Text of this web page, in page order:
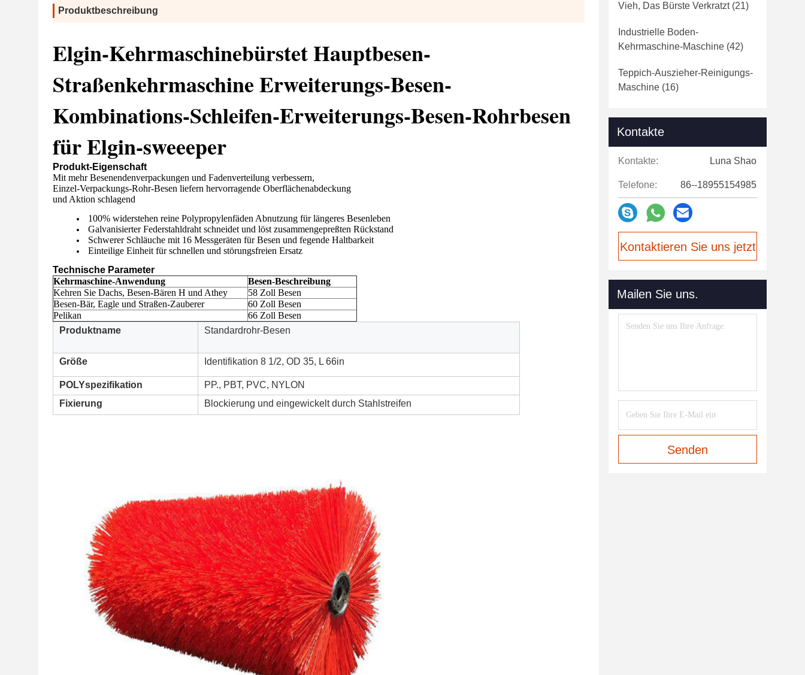
Produktbeschreibung
Elgin-Kehrmaschinebürstet Hauptbesen-
Straßenkehrmaschine Erweiterungs-Besen-
Kombinations-Schleifen-Erweiterungs-Besen-Rohrbesen
für Elgin-sweeeper
Produkt-Eigenschaft
Mit mehr Besenendenverpackungen und Fadenverteilung verbessern,
Einzel-Verpackungs-Rohr-Besen liefern hervorragende Oberflächenabdeckung
und Aktion schlagend
100% widerstehen reine Polypropylenfäden Abnutzung für längeres Besenleben
Galvanisierter Federstahldraht schneidet und löst zusammengepreßten Rückstand
Schwerer Schläuche mit 16 Messgeräten für Besen und fegende Haltbarkeit
Einteilige Einheit für schnellen und störungsfreien Ersatz
Technische Parameter
Kehrmaschine-Anwendung
Besen-Beschreibung
Kehren Sie Dachs, Besen-Bären H und Athey
58 Zoll Besen
Besen-Bär, Eagle und Straßen-Zauberer
60 Zoll Besen
Pelikan
66 Zoll Besen
Produktname
Standardrohr-Besen
Größe Identifikation 8 1/2, OD 35, L 66in
POLYspezifikation
PP., PBT, PVC, NYLON
Fixierung
Blockierung und eingewickelt durch Stahlstreifen
Vieh, Das Bürste Verkratzt(21)
Industrielle Boden-
Kehrmaschine-Maschine (42)
Teppich-Auszieher-Reinigungs-
Maschine (16)
Kontakte
Kontakte: Luna Shao
Telefone: 86--18955154985
Kontaktieren Sie uns jetzt
Mailen Sie uns.
Senden